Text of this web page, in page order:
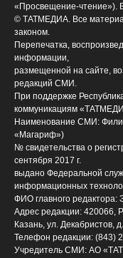
«Просвещение-чтение»).
© ТАТМЕДИА. Все
законом.
Перепечатка,
информации,
размещенной на сайте,
редакций СМИ.
При поддержке
коммуникациям
Наименование СМИ:
«Магариф»)
№ свидетельства о
сентября 2017 г.
выдано Федеральной
информационных
ФИО главного редактора:
Адрес редакции: 420066,
Казань, ул. Декабристов,
Телефон редакции: (843)
Учредитель СМИ: АО